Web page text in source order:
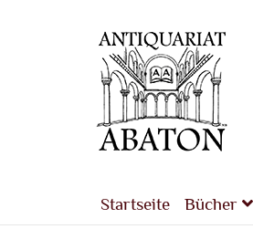
Startseite Bücher